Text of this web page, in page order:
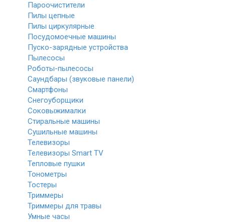
Пароочистители
Пилы цепные
Пилы циркулярные
Посудомоечные машины
Пуско-зарядные устройства
Пылесосы
Роботы-пылесосы
Саундбары (звуковые панели)
Смартфоны
Снегоуборщики
Соковыжималки
Стиральные машины
Сушильные машины
Телевизоры
Телевизоры Smart TV
Тепловые пушки
Тонометры
Тостеры
Триммеры
Триммеры для травы
Умные часы